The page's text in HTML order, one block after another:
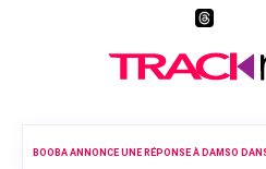
BOOBA ANNONCE UNE RÉPONSE À DAMSO